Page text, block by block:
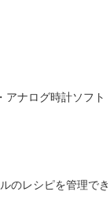
アナログ時計ソフト
のレシピを管理でき